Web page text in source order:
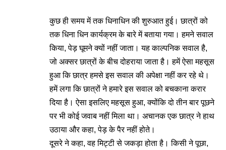
कुछ ही समय में तक धिनाधिन की शुरुआत हुई। छात्रों को
तक धिना धिन कार्यक्रम के बारे में बताया गया। हमने सवाल
किया, पेड़ घूमने क्यों नहीं जाता। यह काल्पनिक सवाल है,
जो अक्सर छात्रों के बीच दोहराया जाता है। हमें ऐसा महसूस
हुआ कि छात्र हमसे इस सवाल की अपेक्षा नहीं कर रहे थे।
हमें लगा कि छात्रों ने हमारे इस सवाल को बचकाना करार
दिया है। ऐसा इसलिए महसूस हुआ, क्योंकि दो तीन बार पूछने
पर भी कोई जवाब नहीं मिला था। अचानक एक छात्र ने हाथ
उठाया और कहा, पेड़ के पैर नहीं होते।
दूसरे ने कहा, वह मिट्टी से जकड़ा होता है। किसी ने पूछा,